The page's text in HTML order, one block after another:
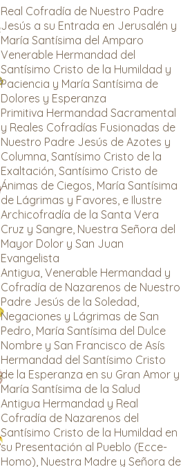
Real Cofradía de Nuestro Padre
Jesús a su Entrada en Jerusalén y
María Santísima del Amparo
Venerable Hermandad del
Santísimo Cristo de la Humildad y
Paciencia y María Santísima de
Dolores y Esperanza
Primitiva Hermandad Sacramental
y Reales Cofradías Fusionadas de
Nuestro Padre Jesús de Azotes y
Columna, Santísimo Cristo de la
Exaltación, Santísimo Cristo de
Ánimas de Ciegos, María Santísima
de Lágrimas y Favores, e Ilustre
Archicofradía de la Santa Vera
Cruz y Sangre, Nuestra Señora del
Mayor Dolor y San Juan
Evangelista
Antigua, Venerable Hermandad y
Cofradía de Nazarenos de Nuestro
Padre Jesús de la Soledad,
Negaciones y Lágrimas de San
Pedro, María Santísima del Dulce
Nombre y San Francisco de Asís
Hermandad del Santísimo Cristo
de la Esperanza en su Gran Amor y
María Santísima de la Salud
Antigua Hermandad y Real
Cofradía de Nazarenos del
Santísimo Cristo de la Humildad en
su Presentación al Pueblo (Ecce-
Homo), Nuestra Madre y Señora de